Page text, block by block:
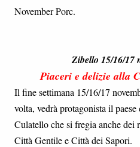
November Porc.
Zibello 15/16/17
Piaceri e delizie alla
Il fine settimana 15/16/17
volta, vedrà protagonista il
Culatello che si fregia anche
Città Gentile e Città dei Sapori.